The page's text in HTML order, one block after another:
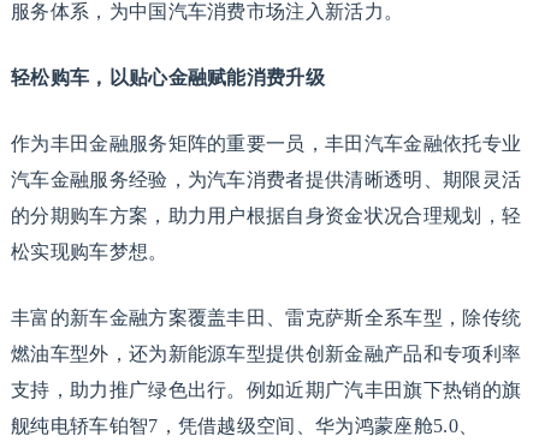
服务体系，为中国汽车消费市场注入新活力。
轻松购车，以贴心金融赋能消费升级
作为丰田金融服务矩阵的重要一员，丰田汽车金融依托专业
汽车金融服务经验，为汽车消费者提供清晰透明、期限灵活
的分期购车方案，助力用户根据自身资金状况合理规划，轻
松实现购车梦想。
丰富的新车金融方案覆盖丰田、雷克萨斯全系车型，除传统
燃油车型外，还为新能源车型提供创新金融产品和专项利率
支持，助力推广绿色出行。例如近期广汽丰田旗下热销的旗
舰纯电轿车铂智7，凭借越级空间、华为鸿蒙座舱5.0、